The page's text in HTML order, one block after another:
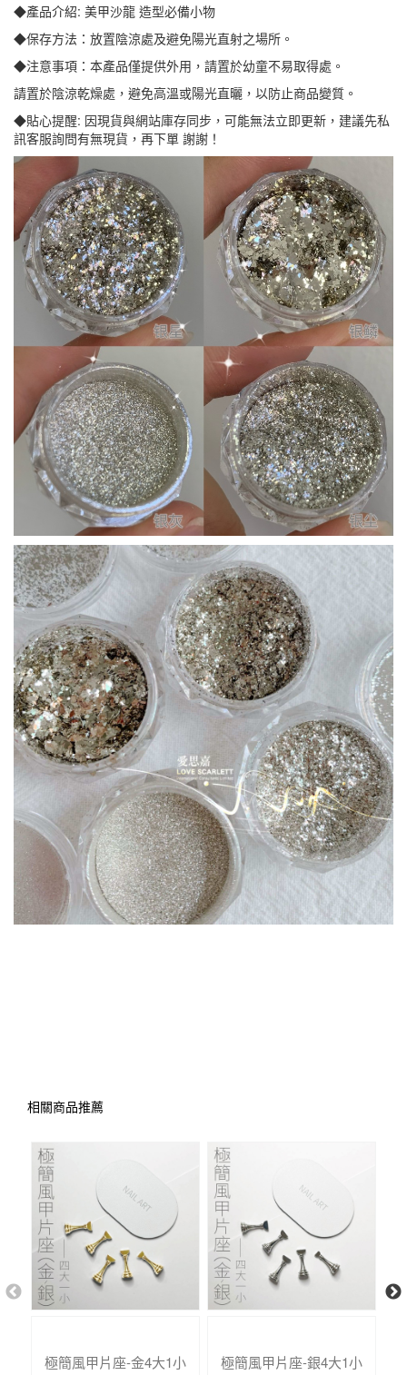
◆產品介紹: 美甲沙龍 造型必備小物
◆保存方法：放置陰涼處及避免陽光直射之場所。
◆注意事項：本產品僅提供外用，請置於幼童不易取得處。
請置於陰涼乾燥處，避免高溫或陽光直曬，以防止商品變質。
◆貼心提醒: 因現貨與網站庫存同步，可能無法立即更新，建議先私
訊客服詢問有無現貨，再下單 謝謝！
相關商品推薦
極簡風甲片座-金4大1小 極簡風甲片座-銀4大1小